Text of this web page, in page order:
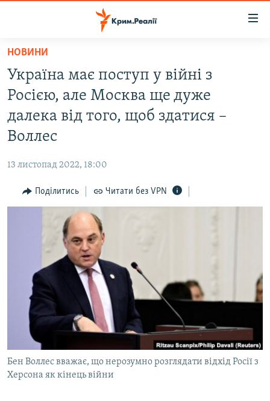
Перейти
основного
матеріалу
до
основної
Перейти
пошуку
ВОДА.КРИМ
ВІДЕО ТА ФОТО
ПОЛІТИКА
ІНТЕРВ'Ю
ВСЕ ЗА ДЕНЬ
СПЕЦПРОЕКТИ
ДЕПОРТАЦІЯ
ВІДЕОУРОКИ «ELIFBE»
СВІДЧЕННЯ ОКУПАЦІЇ
УКРАЇНСЬКА ПРОБЛЕМА КРИМУ
ІНФОГРАФІКА
ЯК ОБІЙТИ БЛОКУВАННЯ
Русский
Qırımtatar
ДОЛУЧАЙСЯ!
НОВИНИ
Україна має поступ у війні з
Росією, але Москва ще дуже
далека від того, щоб здатися –
Воллес
13 листопад 2022, 18:00
Поділитись Читати без VPN
Бен Воллес вважає, що нерозумно розглядати відхід Росії з
Херсона як кінець війни